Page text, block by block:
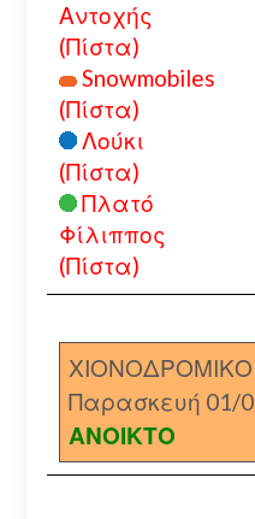
Αντοχής
(Πίστα)
Snowmobiles
(Πίστα)
Λούκι
(Πίστα)
Πλατό
Φίλιππος
(Πίστα)
Παρασκευή 01/
ΑΝΟΙΚΤΟ